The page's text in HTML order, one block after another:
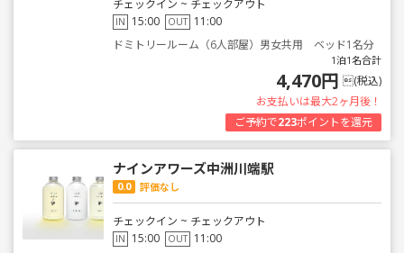
チェックイン ~ チェックアウト
IN 15:00 OUT 11:00
ドミトリールーム（6人部屋）男女共用 ベッド1名分
1泊1名合計
4,470円 (税込)
お支払いは最大2ヶ月後！
ご予約で223ポイントを還元
ナインアワーズ中洲川端駅
0.0 評価なし
チェックイン ~ チェックアウト
IN 15:00 OUT 11:00